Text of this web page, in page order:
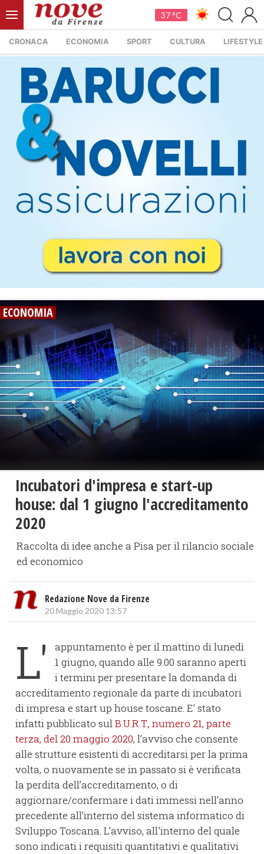
37 °C
CRONACA ECONOMIA SPORT CULTURA LIFESTYLE
ECONOMIA
Incubatori d'impresa e start-up
house: dal 1 giugno l'accreditamento
2020
Raccolta di idee anche a Pisa per il rilancio sociale
ed economico
Redazione Nove da Firenze
20 Maggio 2020 13:57
L'
appuntamento è per il mattino di lunedì
1 giugno, quando alle 9.00 saranno aperti
i termini per presentare la domanda di
accreditamento regionale da parte di incubatori
di impresa e start up house toscane. E' stato
infatti pubblicato sulB.U.R.T., numero 21, parte
terza, del 20 maggio 2020, l’avviso che consente
alle strutture esistenti di accreditarsi per la prima
volta, o nuovamente se in passato si è verificata
la perdita dell’accreditamento, o di
aggiornare/confermare i dati immessi nell’anno
precedente all’interno del sistema informatico di
Sviluppo Toscana. L’avviso, all'interno del quale
sono indicati i requisiti quantitativi e qualitativi